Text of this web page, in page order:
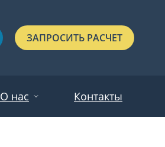
ЗАПРОСИТЬ РАСЧЕТ
О нас Контакты